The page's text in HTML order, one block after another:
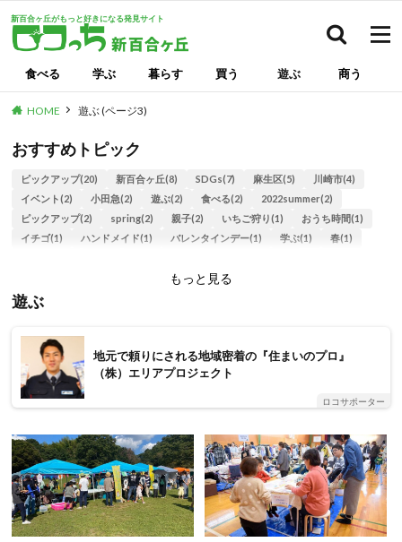
新百合ヶ丘がもっと好きになる発見サイト
食べる 学ぶ 暮らす 買う 遊ぶ 商う
HOME 遊ぶ (ページ3)
おすすめトピック
ピックアップ(20) 新百合ヶ丘(8) SDGs(7) 麻生区(5)
川崎市(4)
イベント(2)
小田急(2) 遊ぶ(2) 食べる(2)
2022summer(2)
ピックアップ(2)
spring(2) 親子(2) いちご狩り(1)
おうち時間(1)
イチゴ(1)
ハンドメイド(1) バレンタインデー(1) 学ぶ(1)
春(1)
choco2023(1) GW2023(1)
スイーツ(1)
もっと見る
遊ぶ
地元で頼りにされる地域密着の『住まいのプロ』
（株）エリアプロジェクト
ロコサポーター